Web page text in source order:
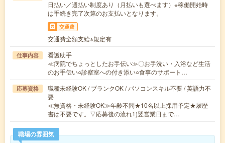
日払い／週払い制度あり（月払いも選べます）※稼働開始時
は手続き完了次第のお支払いとなります。
交通費
交通費全額支給※規定有
仕事内容
看護助手
≪病院でちょっとしたお手伝い≫〇お手洗い・入浴など生活
のお手伝い○診察室への付き添い○食事のサポート…
応募資格
職種未経験OK / ブランクOK / パソコンスキル不要 / 英語力不
要
≪無資格・未経験OK≫年齢不問★10名以上採用予定★履歴
書は不要です。▽応募後の流れ1)翌営業日まで…
職場の雰囲気